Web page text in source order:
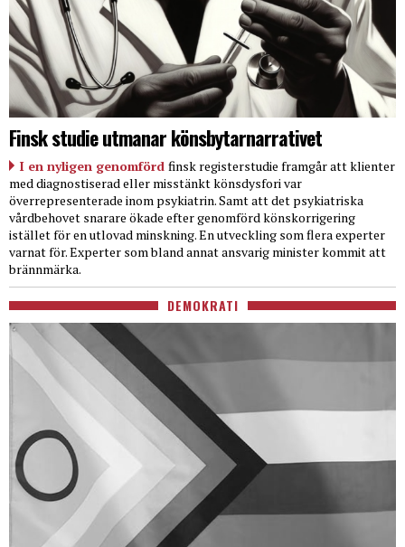
Finsk studie utmanar könsbytarnarrativet
I en nyligen genomförd finsk registerstudie framgår att klienter
med diagnostiserad eller misstänkt könsdysfori var
överrepresenterade inom psykiatrin. Samt att det psykiatriska
vårdbehovet snarare ökade efter genomförd könskorrigering
istället för en utlovad minskning. En utveckling som flera experter
varnat för. Experter som bland annat ansvarig minister kommit att
brännmärka.
DEMOKRATI